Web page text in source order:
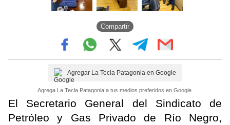
Compartir
Agregar La Tecla Patagonia en Google
Agrega La Tecla Patagonia a tus medios preferidos en Google.
El Secretario General del Sindicato de
Petróleo y Gas Privado de Río Negro,